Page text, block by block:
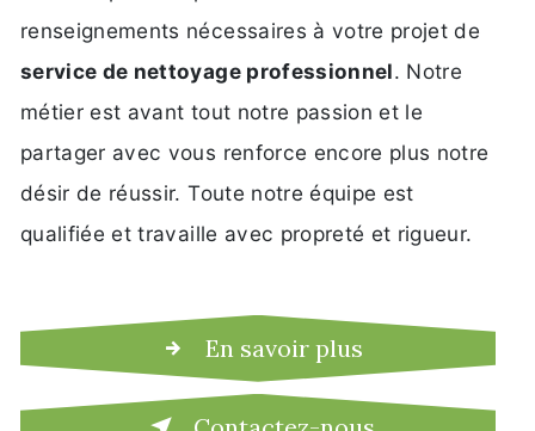
renseignements nécessaires à votre projet de
service de nettoyage professionnel. Notre
métier est avant tout notre passion et le
partager avec vous renforce encore plus notre
désir de réussir. Toute notre équipe est
qualifiée et travaille avec propreté et rigueur.
En savoir plus